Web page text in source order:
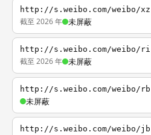
http://s.weibo.com/weibo/xz
截至 2026 年 未屏蔽
http://s.weibo.com/weibo/ri
截至 2026 年 未屏蔽
http://s.weibo.com/weibo/rb
未屏蔽
http://s.weibo.com/weibo/jb